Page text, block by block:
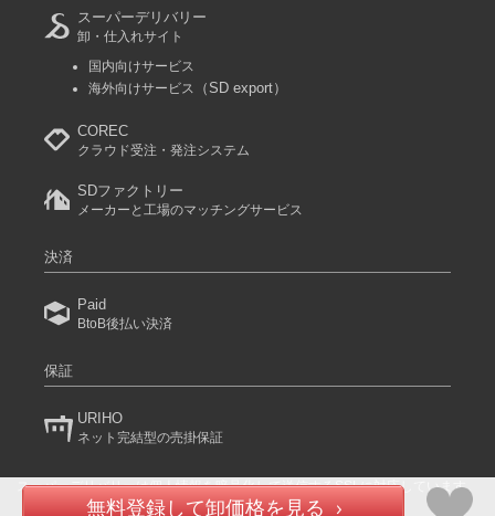
10-6 ベージュB 150㎝
参考上代
SD品番：11512428S113
10-6 ベージュB 160㎝
参考上代 オープンプライス
10-7 レッドB 120㎝
無料登録して卸価格を見る
スーパーデリバリー
卸・仕入れサイト
国内向けサービス
海外向けサービス
（SD export）
COREC
クラウド受注・発注システム
SDファクトリー
メーカーと工場のマッチングサービス
決済
Paid
BtoB後払い決済
保証
URIHO
ネット完結型の売掛保証
スーパーデリバリーは個人情報を暗号化して送信するSSLに対応しています。
(C) 2024 RACCOON COMMERCE, Inc. All rights reserved.